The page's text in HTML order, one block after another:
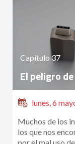
Capítulo 37
El peligro
lunes, 6
Muchos de los
los que nos